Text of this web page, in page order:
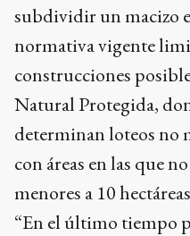
subdividir un macizo
normativa vigente
construcciones
Natural Protegida,
determinan loteos no
con áreas en las que
menores a 10
“En el último tiempo